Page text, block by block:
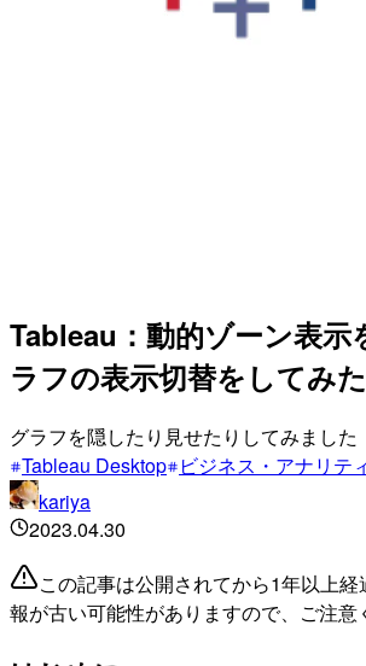
Tableau：動的ゾーン表示
ラフの表示切替をしてみた
グラフを隠したり見せたりしてみました
Tableau Desktop ビジネス・アナリテ
kariya
2023.04.30
この記事は公開されてから1年以上
報が古い可能性がありますので、ご注意